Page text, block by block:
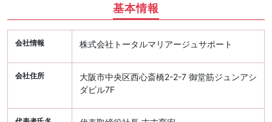
基本情報
会社情報 株式会社トータルマリアージュサポート
会社住所
大阪市中央区西心斎橋2-2-7 御堂筋ジュンアシ
ダビル7F